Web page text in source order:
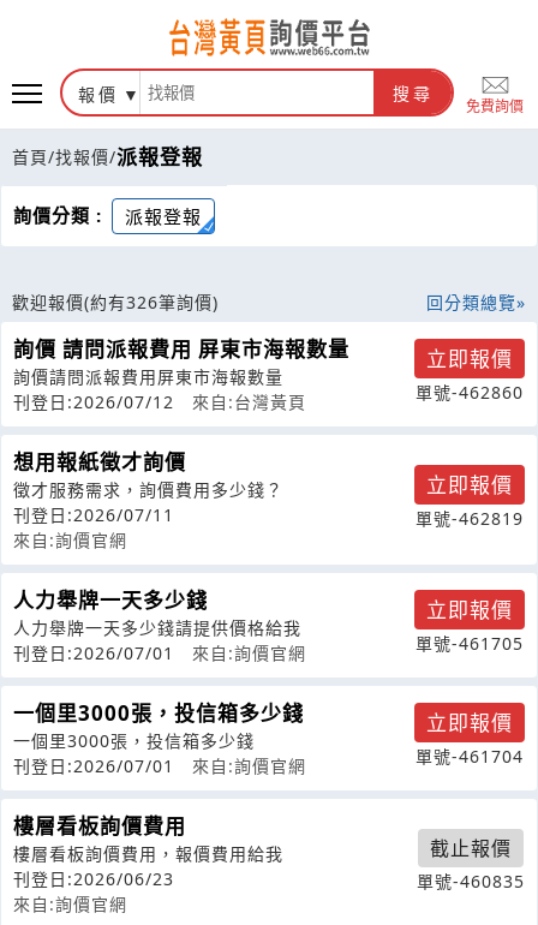
報價 搜尋
免費詢價
首頁/找報價/派報登報
詢價分類 : 派報登報
歡迎報價(約有326筆詢價) 回分類總覽
詢價 請問派報費用 屏東市海報數量
詢價請問派報費用屏東市海報數量
刊登日:2026/07/12
來自:台灣黃頁
立即報價
單號-462860
想用報紙徵才詢價
徵才服務需求，詢價費用多少錢？
刊登日:2026/07/11
來自:詢價官網
立即報價
單號-462819
人力舉牌一天多少錢
人力舉牌一天多少錢請提供價格給我
刊登日:2026/07/01
來自:詢價官網
立即報價
單號-461705
一個里3000張，投信箱多少錢
一個里3000張，投信箱多少錢
刊登日:2026/07/01
來自:詢價官網
立即報價
單號-461704
樓層看板詢價費用
樓層看板詢價費用，報價費用給我
刊登日:2026/06/23
來自:詢價官網
截止報價
單號-460835